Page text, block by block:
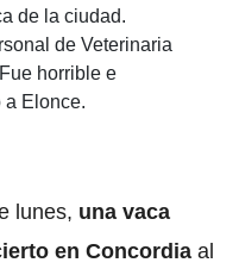
de la ciudad.
de Veterinaria
horrible e
a Elonce.
lunes, una vaca
en Concordia al